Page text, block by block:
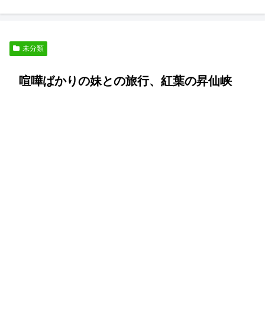
未分類
喧嘩ばかりの妹との旅行、紅葉の昇仙峡